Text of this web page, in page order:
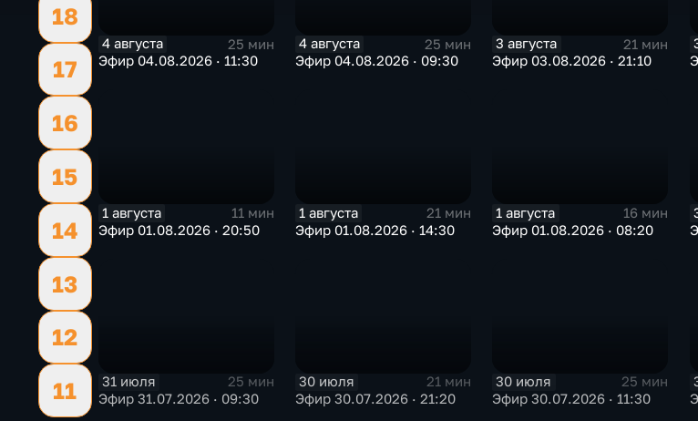
18
17
16
15
14
13
12
11
4 августа
25 мин
Эфир 04.08.2026 · 11:30
4 августа
25 мин
Эфир 04.08.2026 · 09:30
3 августа
21 мин
Эфир 03.08.2026 · 21:10
1 августа
11 мин
Эфир 01.08.2026 · 20:50
1 августа
21 мин
Эфир 01.08.2026 · 14:30
1 августа
16 мин
Эфир 01.08.2026 · 08:20
31 июля
25 мин
Эфир 31.07.2026 · 09:30
30 июля
21 мин
Эфир 30.07.2026 · 21:20
30 июля
25 мин
Эфир 30.07.2026 · 11:30